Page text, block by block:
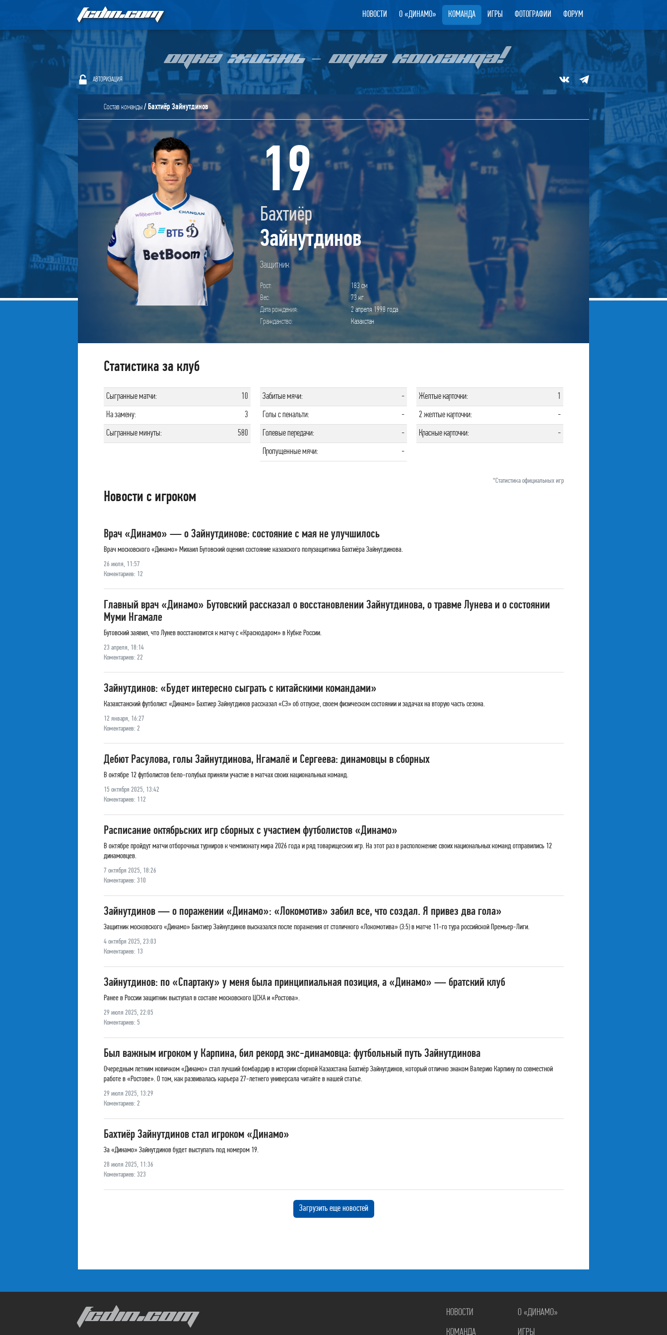
FCDIN.COM НОВОСТИ О «ДИНАМО» КОМАНДА ИГРЫ ФОТОГРАФИИ ФОРУМ
ОДНА ЖИЗНЬ – ОДНА КОМАНДА!
АВТОРИЗАЦИЯ
Состав команды / Бахтиёр Зайнутдинов
19
Бахтиёр
Зайнутдинов
Защитник
Рост:
183 см
Вес:
73 кг
Дата рождения:
2 апреля 1998 года
Гражданство:
Казахстан
Статистика за клуб
Сыгранные матчи:
10
На замену:
3
Сыгранные минуты:
580
Забитые мячи:
-
Голы с пенальти:
-
Голевые передачи:
-
Пропущенные мячи:
-
Желтые карточки:
1
2 желтые карточки:
-
Красные карточки:
-
*Статистика официальных игр
Новости с игроком
Врач «Динамо» — о Зайнутдинове: состояние с мая не улучшилось
Врач московского «Динамо» Михаил Бутовский оценил состояние казахского полузащитника Бахтиёра Зайнутдинова.
26 июля, 11:57
Коментариев: 12
Главный врач «Динамо» Бутовский рассказал о восстановлении Зайнутдинова, о травме Лунева и о состоянии
Муми Нгамале
Бутовский заявил, что Лунев восстановится к матчу с «Краснодаром» в Кубке России.
23 апреля, 18:14
Коментариев: 22
Зайнутдинов: «Будет интересно сыграть с китайскими командами»
Казахстанский футболист «Динамо» Бахтиер Зайнутдинов рассказал «СЭ» об отпуске, своем физическом состоянии и задачах на вторую часть сезона.
12 января, 16:27
Коментариев: 2
Дебют Расулова, голы Зайнутдинова, Нгамалё и Сергеева: динамовцы в сборных
В октябре 12 футболистов бело-голубых приняли участие в матчах своих национальных команд.
15 октября 2025, 13:42
Коментариев: 112
Расписание октябрьских игр сборных с участием футболистов «Динамо»
В октябре пройдут матчи отборочных турниров к чемпионату мира 2026 года и ряд товарищеских игр. На этот раз в расположение своих национальных команд отправились 12
динамовцев.
7 октября 2025, 18:26
Коментариев: 310
Зайнутдинов — о поражении «Динамо»: «Локомотив» забил все, что создал. Я привез два гола»
Защитник московского «Динамо» Бактиер Зайнутдинов высказался после поражения от столичного «Локомотива» (3:5) в матче 11-го тура российской Премьер-Лиги.
4 октября 2025, 23:03
Коментариев: 13
Зайнутдинов: по «Спартаку» у меня была принципиальная позиция, а «Динамо» — братский клуб
Ранее в России защитник выступал в составе московского ЦСКА и «Ростова».
29 июля 2025, 22:05
Коментариев: 5
Был важным игроком у Карпина, бил рекорд экс-динамовца: футбольный путь Зайнутдинова
Очередным летним новичком «Динамо» стал лучший бомбардир в истории сборной Казахстана Бахтиёр Зайнутдинов, который отлично знаком Валерию Карпину по совместной
работе в «Ростове». О том, как развивалась карьера 27-летнего универсала читайте в нашей статье.
29 июля 2025, 13:29
Коментариев: 2
Бахтиёр Зайнутдинов стал игроком «Динамо»
За «Динамо» Зайнутдинов будет выступать под номером 19.
28 июля 2025, 11:36
Коментариев: 323
Загрузить еще новостей
FCDIN.COM НОВОСТИ
О «ДИНАМО»
КОМАНДА
ИГРЫ